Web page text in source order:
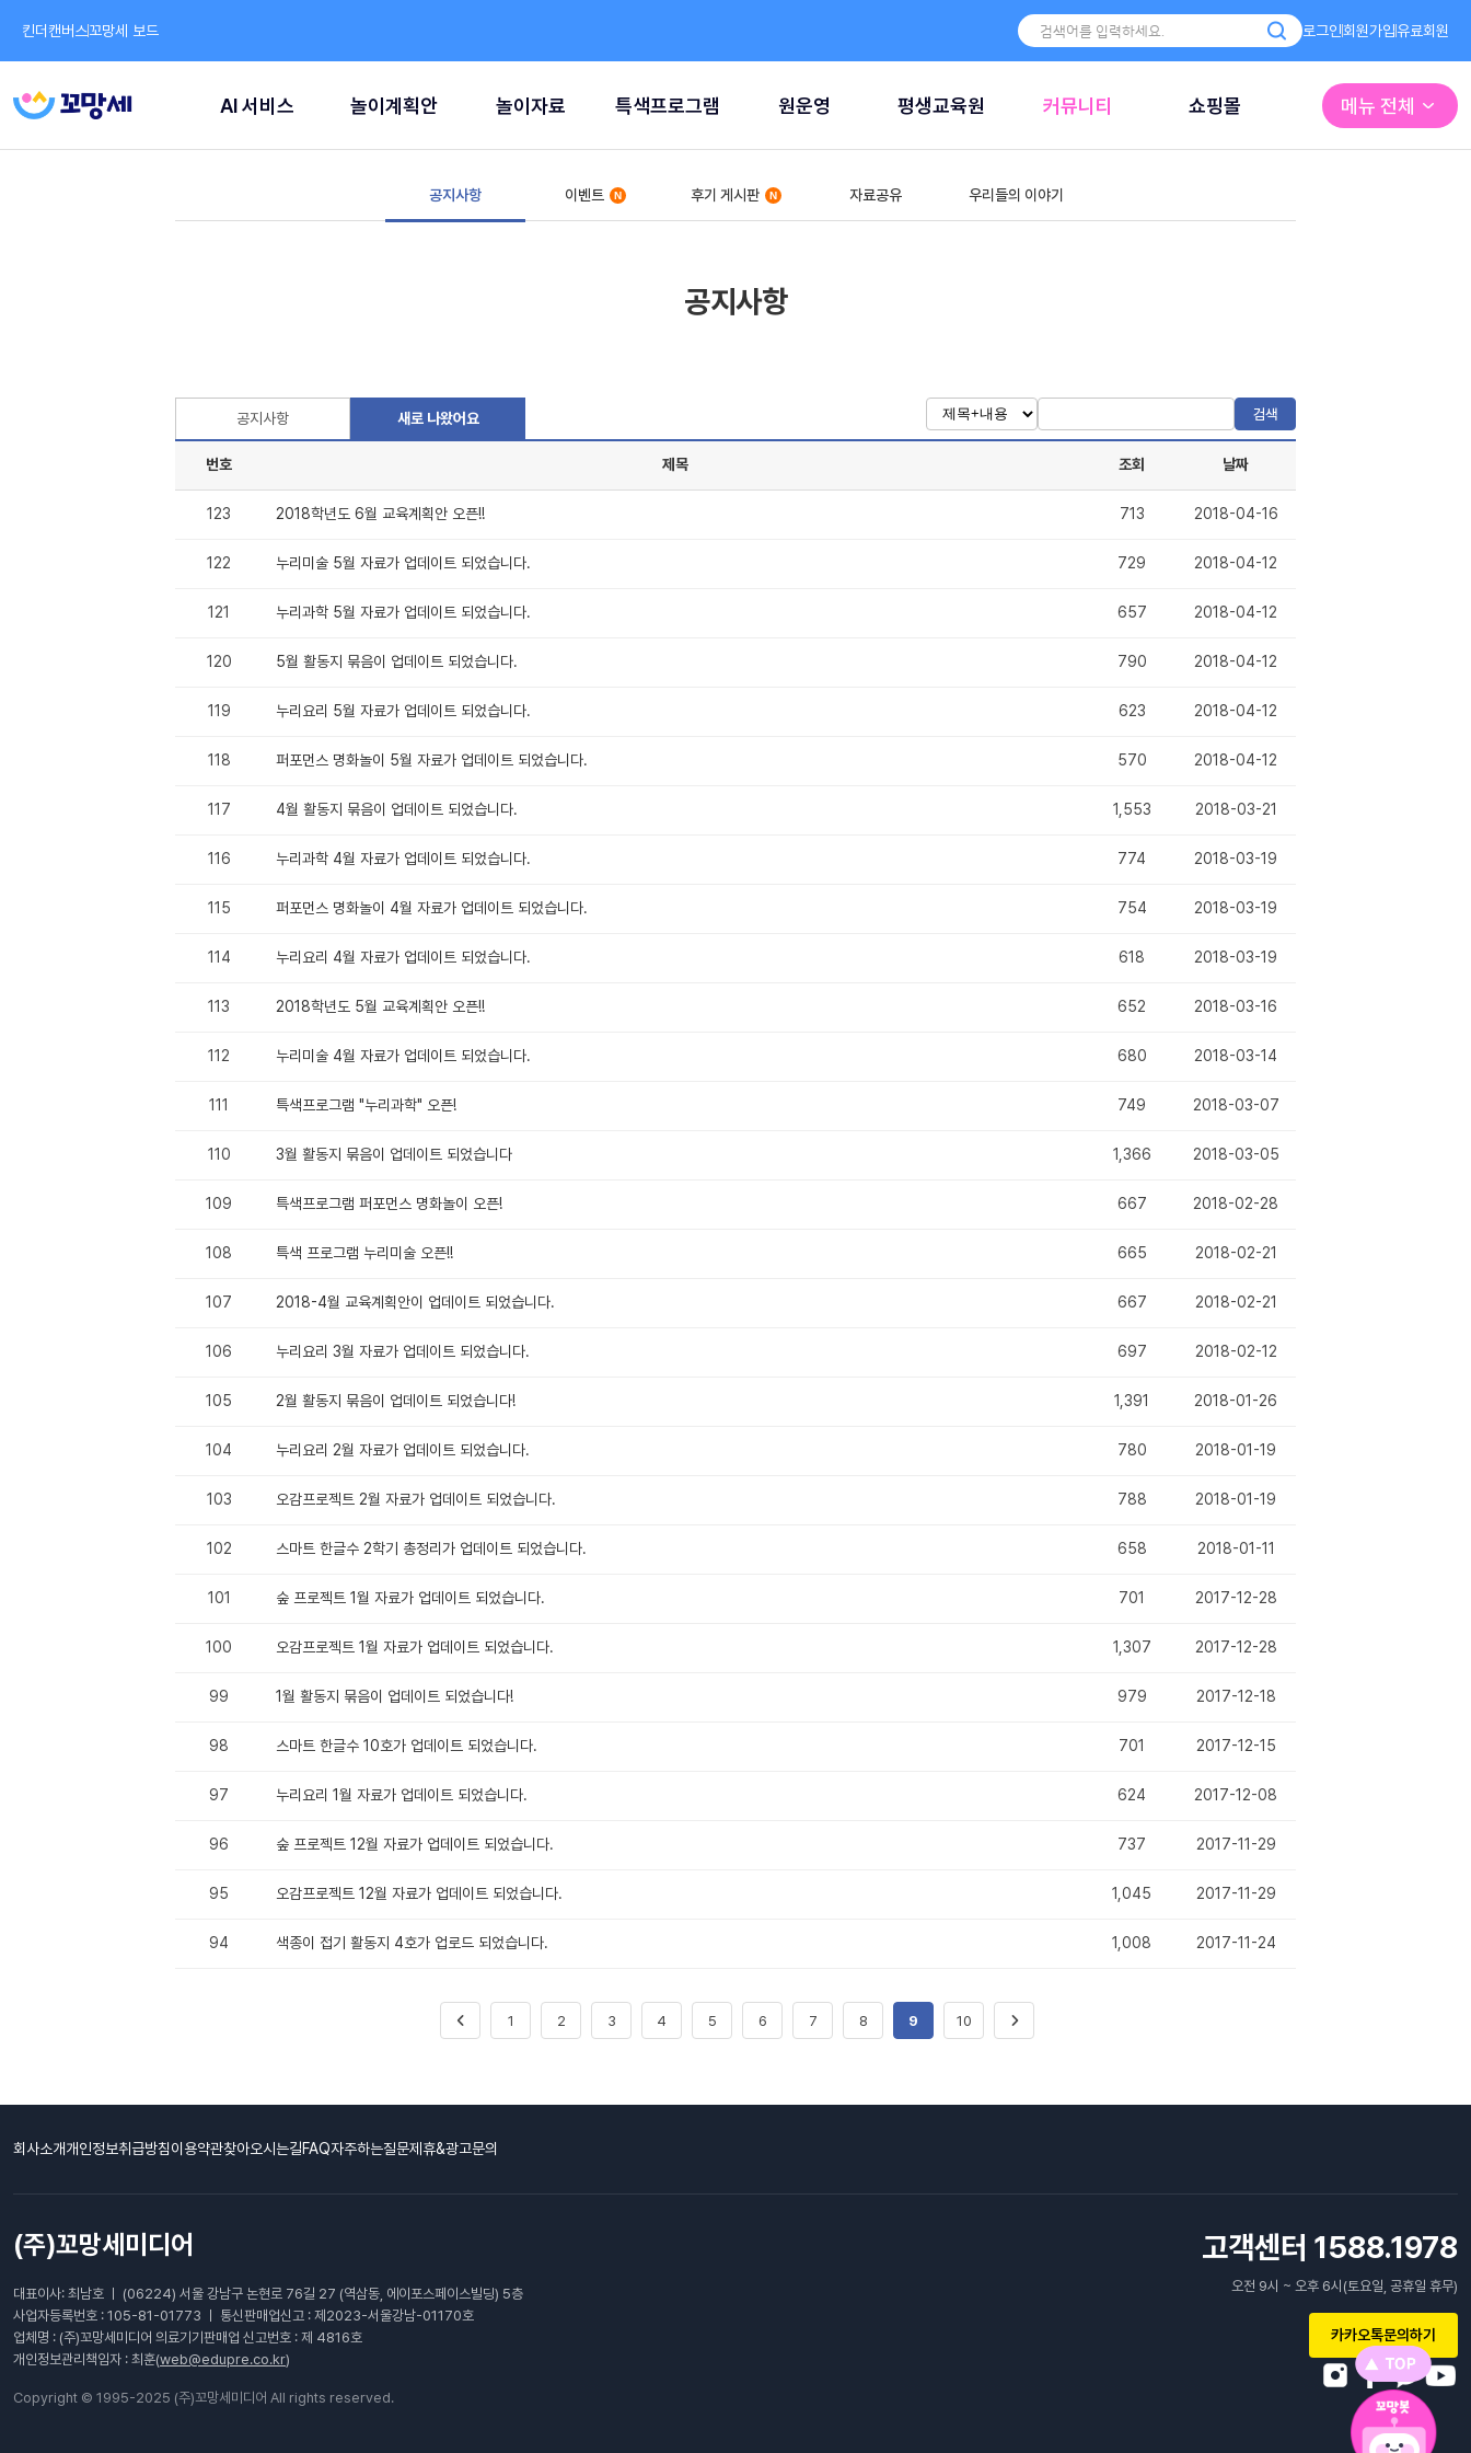
킨더캔버스꼬망세 보드 로그인회원가입유료회원
AI 서비스 놀이계획안 놀이자료 특색프로그램 원운영 평생교육원 커뮤니티 쇼핑몰 메뉴 전체
공지사항 이벤트 후기 게시판 자료공유 우리들의 이야기
공지사항
공지사항 새로 나왔어요 검색
번호 제목 조회 날짜
123 2018학년도 6월 교육계획안 오픈!! 713 2018-04-16
122 누리미술 5월 자료가 업데이트 되었습니다. 729 2018-04-12
121 누리과학 5월 자료가 업데이트 되었습니다. 657 2018-04-12
120 5월 활동지 묶음이 업데이트 되었습니다. 790 2018-04-12
119 누리요리 5월 자료가 업데이트 되었습니다. 623 2018-04-12
118 퍼포먼스 명화놀이 5월 자료가 업데이트 되었습니다. 570 2018-04-12
117 4월 활동지 묶음이 업데이트 되었습니다. 1,553 2018-03-21
116 누리과학 4월 자료가 업데이트 되었습니다. 774 2018-03-19
115 퍼포먼스 명화놀이 4월 자료가 업데이트 되었습니다. 754 2018-03-19
114 누리요리 4월 자료가 업데이트 되었습니다. 618 2018-03-19
113 2018학년도 5월 교육계획안 오픈!! 652 2018-03-16
112 누리미술 4월 자료가 업데이트 되었습니다. 680 2018-03-14
111 특색프로그램 "누리과학" 오픈! 749 2018-03-07
110 3월 활동지 묶음이 업데이트 되었습니다 1,366 2018-03-05
109 특색프로그램 퍼포먼스 명화놀이 오픈! 667 2018-02-28
108 특색 프로그램 누리미술 오픈!! 665 2018-02-21
107 2018-4월 교육계획안이 업데이트 되었습니다. 667 2018-02-21
106 누리요리 3월 자료가 업데이트 되었습니다. 697 2018-02-12
105 2월 활동지 묶음이 업데이트 되었습니다! 1,391 2018-01-26
104 누리요리 2월 자료가 업데이트 되었습니다. 780 2018-01-19
103 오감프로젝트 2월 자료가 업데이트 되었습니다. 788 2018-01-19
102 스마트 한글수 2학기 총정리가 업데이트 되었습니다. 658 2018-01-11
101 숲 프로젝트 1월 자료가 업데이트 되었습니다. 701 2017-12-28
100 오감프로젝트 1월 자료가 업데이트 되었습니다. 1,307 2017-12-28
99 1월 활동지 묶음이 업데이트 되었습니다! 979 2017-12-18
98 스마트 한글수 10호가 업데이트 되었습니다. 701 2017-12-15
97 누리요리 1월 자료가 업데이트 되었습니다. 624 2017-12-08
96 숲 프로젝트 12월 자료가 업데이트 되었습니다. 737 2017-11-29
95 오감프로젝트 12월 자료가 업데이트 되었습니다. 1,045 2017-11-29
94 색종이 접기 활동지 4호가 업로드 되었습니다. 1,008 2017-11-24
1 2 3 4 5 6 7 8 9 10
회사소개개인정보취급방침이용약관찾아오시는길FAQ자주하는질문제휴&광고문의
(주)꼬망세미디어
대표이사: 최남호 ㅣ (06224) 서울 강남구 논현로 76길 27 (역삼동, 에이포스페이스빌딩) 5층
사업자등록번호 : 105-81-01773 ㅣ 통신판매업신고 : 제2023-서울강남-01170호
업체명 : (주)꼬망세미디어 의료기기판매업 신고번호 : 제 4816호
개인정보관리책임자 : 최훈(web@edupre.co.kr)
Copyright © 1995-2025 (주)꼬망세미디어 All rights reserved.
고객센터 1588.1978
오전 9시 ~ 오후 6시(토요일, 공휴일 휴무)
카카오톡문의하기